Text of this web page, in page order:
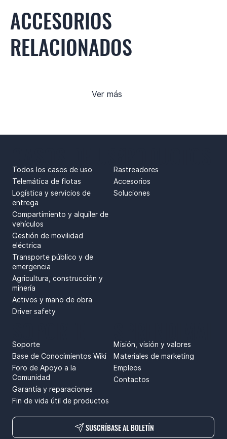
ACCESORIOS
RELACIONADOS
Ver más
Todos los casos de uso
Telemática de flotas
Logística y servicios de
entrega
Compartimiento y alquiler de
vehículos
Gestión de movilidad
eléctrica
Transporte público y de
emergencia
Agricultura, construcción y
minería
Activos y mano de obra
Driver safety
Rastreadores
Accesorios
Soluciones
Misión, visión y valores
Materiales de marketing
Empleos
Contactos
Soporte
Base de Conocimientos Wiki
Foro de Apoyo a la
Comunidad
Garantía y reparaciones
Fin de vida útil de productos
SUSCRÍBASE AL BOLETÍN